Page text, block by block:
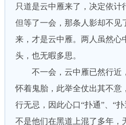
只道是云中雁来了，决定依计
但等了一会，那条人影却不见
来，才是云中雁。两人虽然心
头，也无暇多思。
不一会，云中雁已然行近
怀着鬼胎，此举全仗出其不意
行无忌，因此心口“扑通”、“
不是他们在黑道上混了多年，